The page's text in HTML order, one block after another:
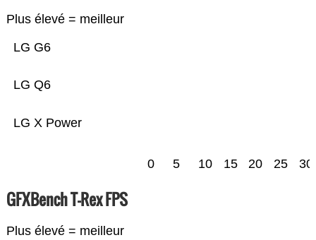
Plus élevé = meilleur
LG X Power
LG Q6
LG G6
0 5 10 15 20 25 30
GFXBench T-Rex FPS
Plus élevé = meilleur